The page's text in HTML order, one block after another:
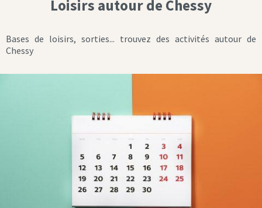
Loisirs autour de Chessy
Bases de loisirs, sorties... trouvez des activités autour de
Chessy